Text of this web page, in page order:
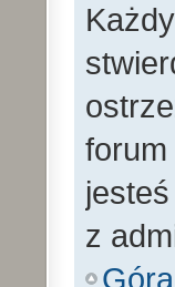
z
Góra